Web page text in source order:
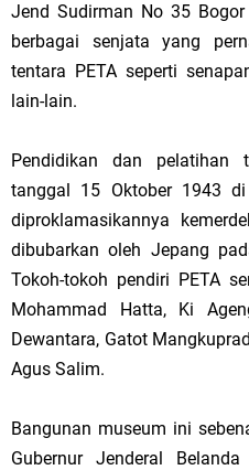
Jend Sudirman No 35
berbagai senjata yang
tentara PETA seperti
lain-lain.
Pendidikan dan pelatihan
tanggal 15 Oktober 1943
diproklamasikannya
dibubarkan oleh Jepang
Tokoh-tokoh pendiri PETA
Mohammad Hatta, Ki
Dewantara, Gatot
Agus Salim.
Bangunan museum ini
Gubernur Jenderal